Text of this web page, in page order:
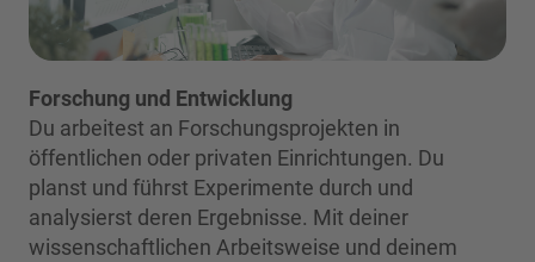
Forschung und Entwicklung
Du arbeitest an Forschungsprojekten in
öffentlichen oder privaten Einrichtungen. Du
planst und führst Experimente durch und
analysierst deren Ergebnisse. Mit deiner
wissenschaftlichen Arbeitsweise und deinem